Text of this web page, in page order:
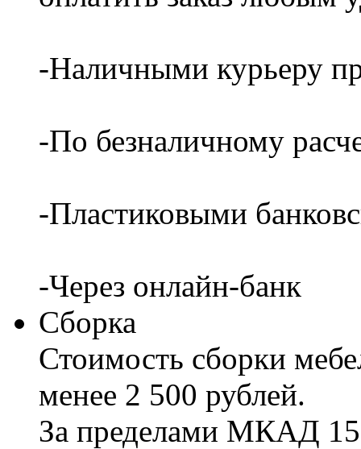
-Наличными курьеру
-По безналичному
-Пластиковыми
-Через онлайн-банк
Сборка
Стоимость сборки
менее 2 500 рублей.
За пределами МКАД